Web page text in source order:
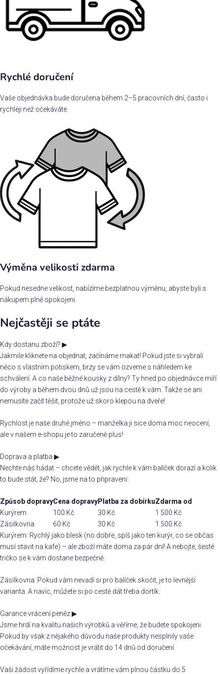
Rychlé doručení
Vaše objednávka bude doručena během 2–5 pracovních dní, často i
rychleji než očekáváte.
Výměna velikosti zdarma
Pokud nesedne velikost, nabízíme bezplatnou výměnu, abyste byli s
nákupem plně spokojeni.
Nejčastěji se ptáte
Kdy dostanu zboží? ▶
Jakmile kliknete na objednat, začínáme makat! Pokud jste si vybrali
něco s vlastním potiskem, brzy se vám ozveme s náhledem ke
schválení. A co naše běžné kousky z dílny? Ty hned po objednávce míří
do výroby a během dvou dnů už jsou na cestě k vám. Takže se ani
nemusíte začít těšit, protože už skoro klepou na dveře!
Rychlost je naše druhé jméno – manželka ji sice doma moc neocení,
ale v našem e-shopu je to zaručeně plus!
Doprava a platba ▶
Nechte nás hádat – chcete vědět, jak rychle k vám balíček dorazí a kolik
to bude stát, že? No, jsme na to připraveni:
Způsob dopravyCena dopravyPlatba za dobírkuZdarma od
Kurýrem
100 Kč 30 Kč
1 500 Kč
Zásilkovna
60 Kč 30 Kč
1 500 Kč
Kurýrem: Rychlý jako blesk (no dobře, spíš jako ten kurýr, co se občas
musí stavit na kafe) – ale zboží máte doma za pár dní! A nebojte, šesté
tričko se k vám dostane bezpečně.
Zásilkovna: Pokud vám nevadí si pro balíček skočit, je to levnější
varianta. A navíc, můžete si po cestě dát třeba dortík.
Garance vrácení peněz▶
Jsme hrdí na kvalitu našich výrobků a věříme, že budete spokojeni.
Pokud by však z nějakého důvodu naše produkty nesplnily vaše
očekávání, máte možnost je vrátit do 14 dnů od doručení.
Vaši žádost vyřídíme rychle a vrátíme vám plnou částku do 5